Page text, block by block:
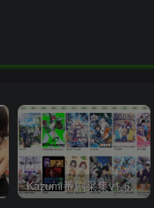
Kazumi番剧采集v1.6.9：支持自定义规则+在线观看+弹幕，跨平台下载